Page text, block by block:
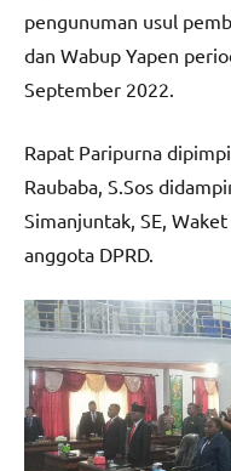
pengunuman usul
dan Wabup Yapen
September 2022.
Rapat Paripurna
Raubaba, S.Sos
Simanjuntak, SE,
anggota DPRD.